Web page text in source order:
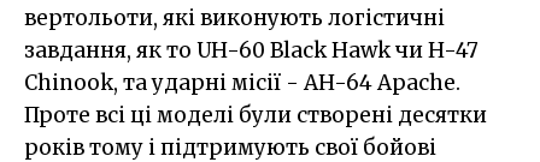
вертольоти, які виконують логістичні
завдання, як то UH-60 Black Hawk чи H-47
Chinook, та ударні місії - AH-64 Apache.
Проте всі ці моделі були створені десятки
років тому і підтримують свої бойові